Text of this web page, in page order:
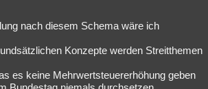
nach diesem Schema wäre ich
Konzepte werden Streitthemen
es keine Mehrwertsteuererhöhung geben